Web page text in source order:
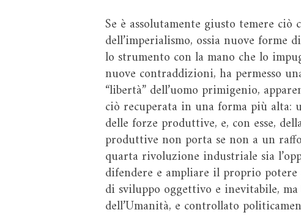
Se è assolutamente giusto temere
dell’imperialismo, ossia nuove forme
lo strumento con la mano che lo
nuove contraddizioni, ha permesso
“libertà” dell’uomo primigenio,
ciò recuperata in una forma più alta:
delle forze produttive, e, con esse,
produttive non porta se non a un
quarta rivoluzione industriale sia
difendere e ampliare il proprio potere
di sviluppo oggettivo e inevitabile,
dell’Umanità, e controllato